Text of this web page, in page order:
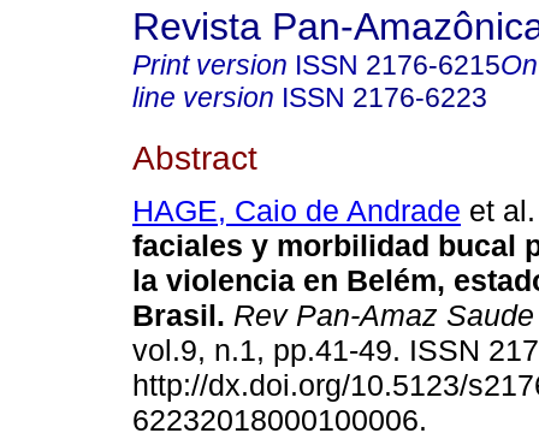
Revista Pan-
Print version ISSN 2176-6215
line version ISSN 2176-6223
Abstract
HAGE, Caio de Andrade et al.
faciales y morbilidad bucal
la violencia en Belém,
Brasil. Rev Pan-Amaz Saude
vol.9, n.1, pp.41-49. ISSN
http://dx.doi.org/10.5123/
62232018000100006.